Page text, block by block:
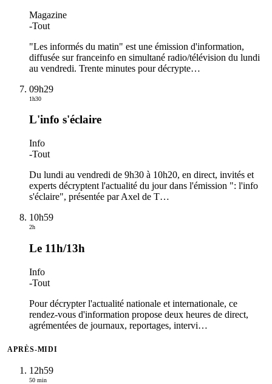
Magazine
-Tout
"Les informés du matin" est une émission d'information,
diffusée sur franceinfo en simultané radio/télévision du lundi
au vendredi. Trente minutes pour décrypte…
09h29
1h30
L'info s'éclaire
Info
-Tout
Du lundi au vendredi de 9h30 à 10h20, en direct, invités et
experts décryptent l'actualité du jour dans l'émission ": l'info
s'éclaire", présentée par Axel de T…
10h59
2h
Le 11h/13h
Info
-Tout
Pour décrypter l'actualité nationale et internationale, ce
rendez-vous d'information propose deux heures de direct,
agrémentées de journaux, reportages, intervi…
APRÈS-MIDI
12h59
50 min